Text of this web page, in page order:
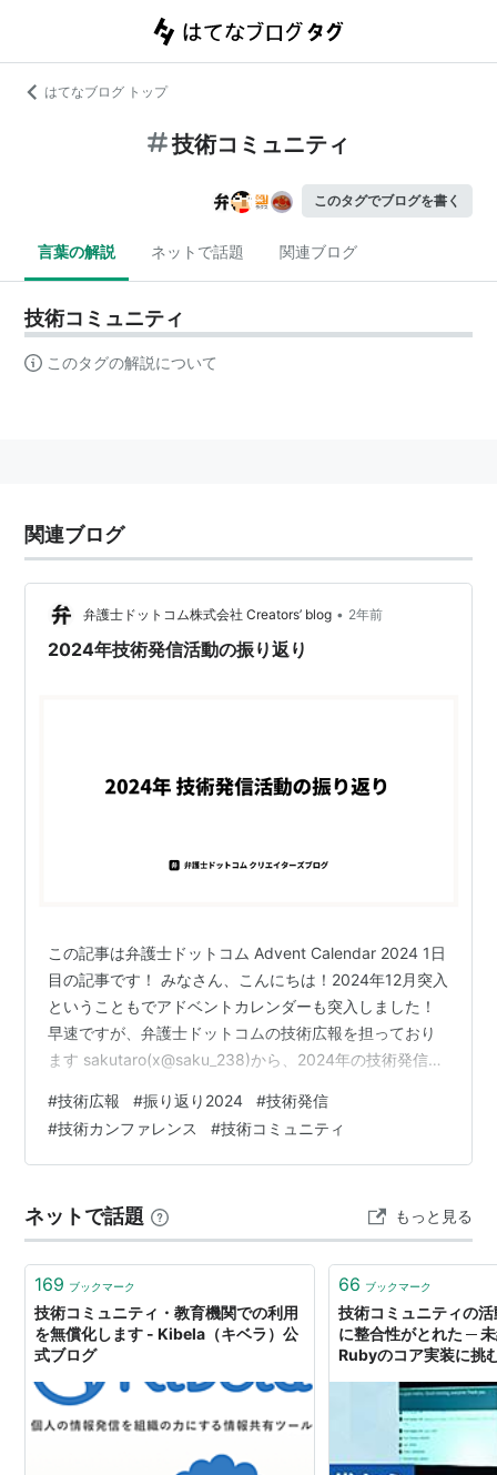
はてなブログ トップ
技術コミュニティ
このタグでブログを書く
言葉の解説 ネットで話題 関連ブログ
技術コミュニティ
このタグの解説について
関連ブログ
弁護士ドットコム株式会社 Creators’ blog • 2年前
2024年技術発信活動の振り返り
この記事は弁護士ドットコム Advent Calendar 2024 1日
目の記事です！ みなさん、こんにちは！2024年12月突入
ということもでアドベントカレンダーも突入しました！
早速ですが、弁護士ドットコムの技術広報を担っており
ます sakutaro(x@saku_238)から、2024年の技術発信活
登壇 2024年も、たくさんの技術カンファレンスへ協賛す
る機会をいただきました。登壇させていただいたものも
あれば、ロゴスポンサーとして名を連ねる形での協賛も
ついて知見を共有し合うことで、新た…
#技術広報 #振り返り2024 #技術発信
#技術カンファレンス #技術コミュニティ
ネットで話題 もっと見る
169 ブックマーク
技術コミュニティ・教育機関での利用
を無償化します - Kibela（キベラ）公
式ブログ
66 ブックマーク
技術コミュニティの
に整合性がとれた ─
Rubyのコア実装に挑